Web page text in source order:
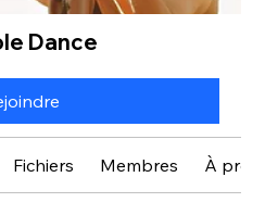
Dance
Fichiers Membres À